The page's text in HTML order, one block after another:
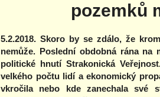
pozemků
5.2.2018. Skoro by se zdálo, že
nemůže. Poslední obdobná rána
politické hnutí Strakonická
velkého počtu lidí a ekonomický
vkročila nebo kde zanechala své